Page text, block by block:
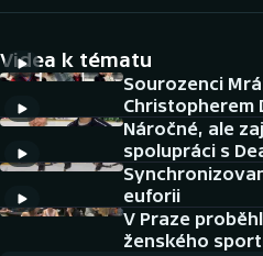
DALŠÍ SPORTY
Americký fotbal
Baseball a softbal
NEPŘEHLÉDNĚTE
Historické návraty
Videa k tématu
Sourozenci
Christopherem
Náročné, ale
spolupráci s
euforii
V Praze
ženského